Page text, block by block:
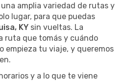
amplia variedad de rutas y
lugar, para que puedas
KY sin vueltas. La
ruta que tomás y cuándo
empieza tu viaje, y queremos
y a lo que te viene